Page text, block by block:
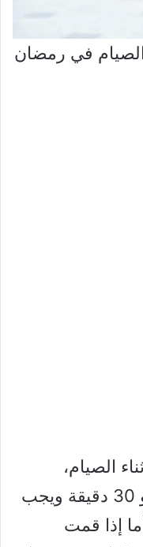
في رمضان
الصيام،
فسيكون الوقت المناسب هو 30 دقيقة ويجب
إذا قمت